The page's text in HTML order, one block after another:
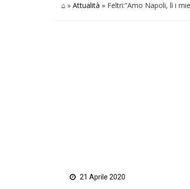
⌂ » Attualità » Feltri:”Amo Napoli, lì i
21 Aprile 2020